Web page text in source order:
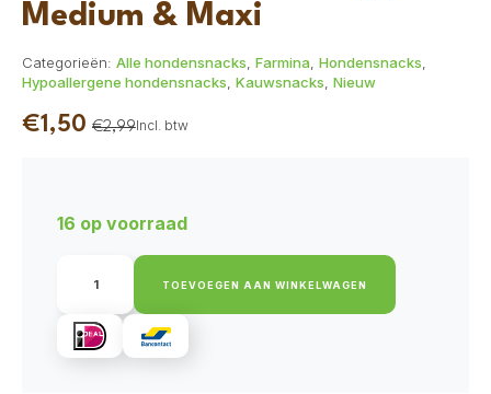
Medium & Maxi
Categorieën: Alle hondensnacks Farmina Hondensnacks
Hypoallergene hondensnacks Kauwsnacks Nieuw
€2,99
Oorspronkelijke
€2,99.
€1,50
Huidige
€1,50.
Incl. btw
16 op voorraad
Treat
Kip,
Pompoen
TOEVOEGEN AAN WINKELWAGEN